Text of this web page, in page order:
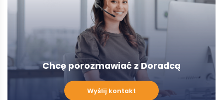
Chcę porozmawiać z Doradcą
porozmawiać
Wyślij kontakt